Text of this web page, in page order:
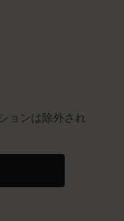
ョンは除外され